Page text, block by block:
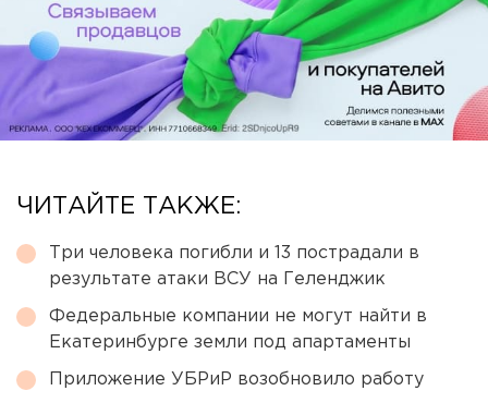
ЧИТАЙТЕ ТАКЖЕ:
Три человека погибли и 13 пострадали в
результате атаки ВСУ на Геленджик
Федеральные компании не могут найти в
Екатеринбурге земли под апартаменты
Приложение УБРиР возобновило работу